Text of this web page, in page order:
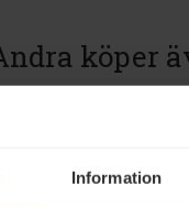
Information
köper